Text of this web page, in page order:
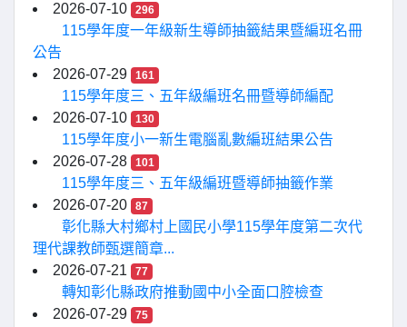
2026-07-10 296
115學年度一年級新生導師抽籤結果暨編班名冊
公告
2026-07-29
161
115學年度三、五年級編班名冊暨導師編配
2026-07-10
130
115學年度小一新生電腦亂數編班結果公告
2026-07-28
101
115學年度三、五年級編班暨導師抽籤作業
2026-07-20
87
彰化縣大村鄉村上國民小學115學年度第二次代
理代課教師甄選簡章...
2026-07-21
77
轉知彰化縣政府推動國中小全面口腔檢查
2026-07-29
75